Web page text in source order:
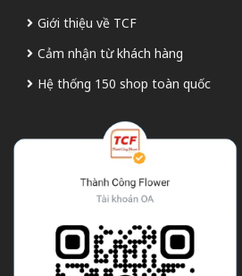
Giới thiệu về TCF
Cảm nhận từ khách hàng
Hệ thống 150 shop toàn quốc